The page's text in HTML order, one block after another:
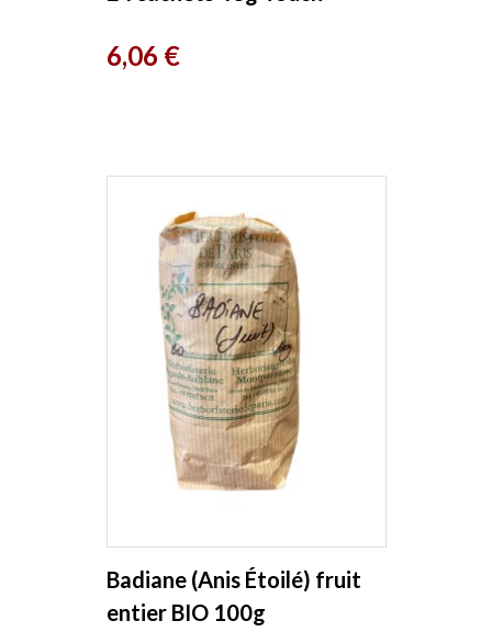
Prix
6,06 €
Badiane (Anis Étoilé) fruit
entier BIO 100g